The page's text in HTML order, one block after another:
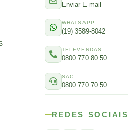
Enviar E-mail
WHATSAPP
(19) 3589-8042
TELEVENDAS
0800 770 80 50
SAC
0800 770 70 50
REDES SOCIAIS